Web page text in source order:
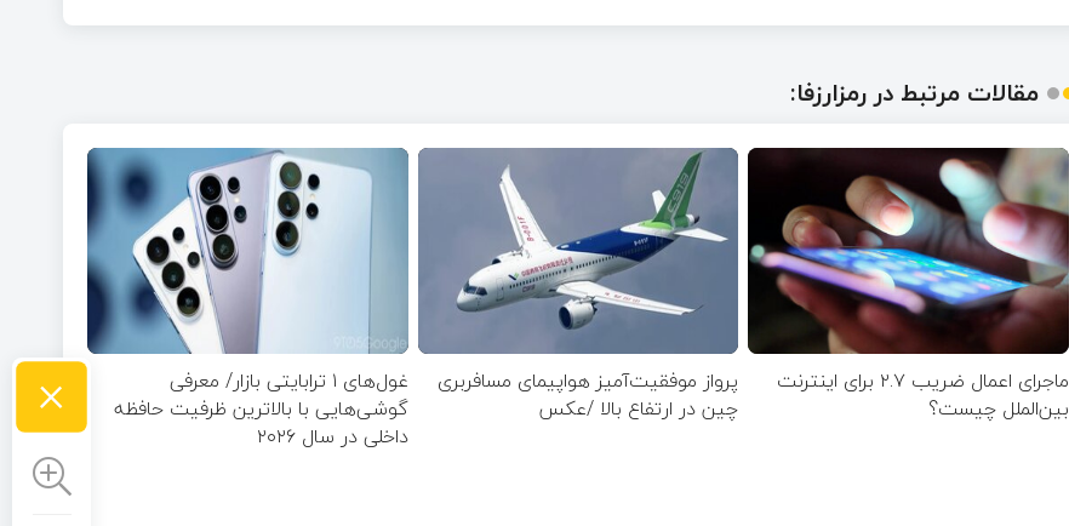
مقالات مرتبط در رمزارزفا:
ماجرای اعمال ضریب ۲.۷ برای اینترنت
بین‌الملل چیست؟
پرواز موفقیت‌آمیز هواپیمای مسافربری
چین در ارتفاع بالا /عکس
غول‌های ۱ ترابایتی بازار/ معرفی
گوشی‌هایی با بالاترین ظرفیت حافظه
داخلی در سال ۲۰۲۶
×